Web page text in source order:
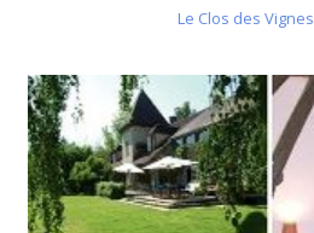
Le Clos des Vignes